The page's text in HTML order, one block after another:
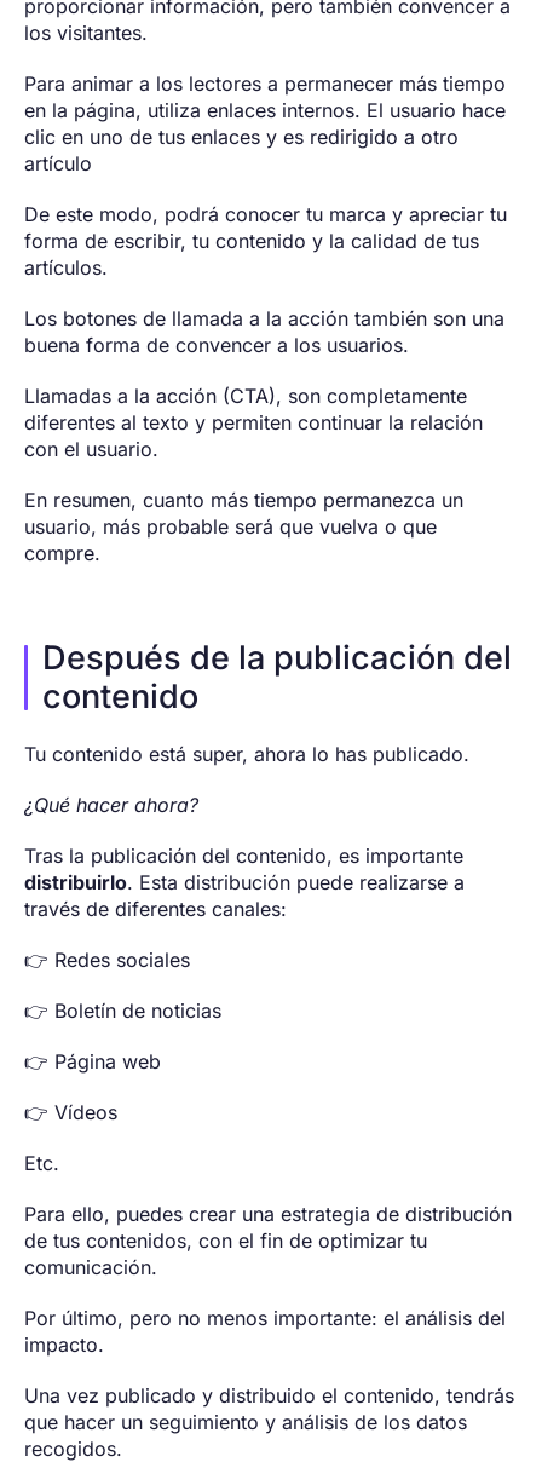
proporcionar información, pero también convencer a
los visitantes.
Para animar a los lectores a permanecer más tiempo
en la página, utiliza enlaces internos. El usuario hace
clic en uno de tus enlaces y es redirigido a otro
artículo
De este modo, podrá conocer tu marca y apreciar tu
forma de escribir, tu contenido y la calidad de tus
artículos.
Los botones de llamada a la acción también son una
buena forma de convencer a los usuarios.
Llamadas a la acción (CTA), son completamente
diferentes al texto y permiten continuar la relación
con el usuario.
En resumen, cuanto más tiempo permanezca un
usuario, más probable será que vuelva o que
compre.
Después de la publicación del
contenido
Tu contenido está super, ahora lo has publicado.
¿Qué hacer ahora?
Tras la publicación del contenido, es importante
distribuirlo. Esta distribución puede realizarse a
través de diferentes canales:
👉 Redes sociales
👉 Boletín de noticias
👉 Página web
👉 Vídeos
Etc.
Para ello, puedes crear una estrategia de distribución
de tus contenidos, con el fin de optimizar tu
comunicación.
Por último, pero no menos importante: el análisis del
impacto.
Una vez publicado y distribuido el contenido, tendrás
que hacer un seguimiento y análisis de los datos
recogidos.